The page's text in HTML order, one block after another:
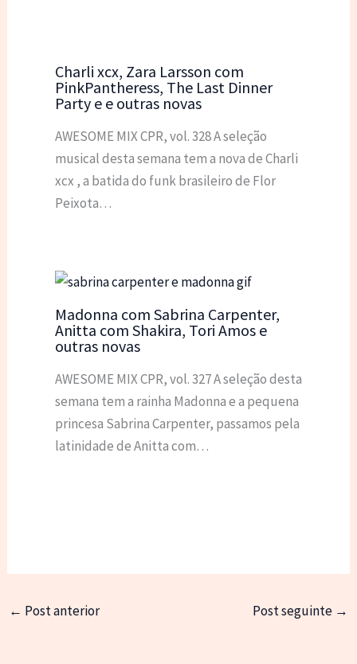
Charli xcx, Zara Larsson com
PinkPantheress, The Last Dinner
Party e e outras novas
AWESOME MIX CPR, vol. 328 A seleção
musical desta semana tem a nova de Charli
xcx , a batida do funk brasileiro de Flor
Peixota…
Madonna com Sabrina Carpenter,
Anitta com Shakira, Tori Amos e
outras novas
AWESOME MIX CPR, vol. 327 A seleção desta
semana tem a rainha Madonna e a pequena
princesa Sabrina Carpenter, passamos pela
latinidade de Anitta com…
← Post anterior Post seguinte →